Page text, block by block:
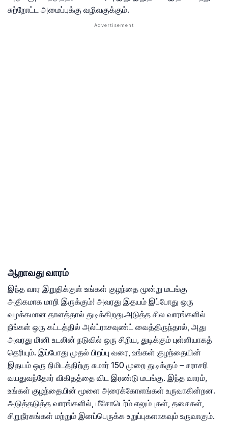
சுற்றோட்ட அமைப்புக்கு வழிவகுக்கும்.
ஆறாவது வாரம்
இந்த வார இறுதிக்குள் உங்கள் குழந்தை மூன்று மடங்கு
அதிகமாக மாறி இருக்கும்! அவரது இதயம் இப்போது ஒரு
வழக்கமான தாளத்தால் துடிக்கிறது.அடுத்த சில வாரங்களில்
நீங்கள் ஒரு கட்டத்தில் அல்ட்ராசவுண்ட் வைத்திருந்தால், அது
அவரது மினி உடலின் நடுவில் ஒரு சிறிய, துடிக்கும் புள்ளியாகத்
தெரியும். இப்போது முதல் பிறப்பு வரை, உங்கள் குழந்தையின்
இதயம் ஒரு நிமிடத்திற்கு சுமார் 150 முறை துடிக்கும் – சராசரி
வயதுவந்தோர் விகிதத்தை விட இரண்டு மடங்கு. இந்த வாரம்,
உங்கள் குழந்தையின் மூளை அரைக்கோளங்கள் உருவாகின்றன.
அடுத்தடுத்த வாரங்களில், மீசோடெர்ம் எலும்புகள், தசைகள்,
சிறுநீரகங்கள் மற்றும் இனப்பெருக்க உறுப்புகளாகவும் உருவாகும்.